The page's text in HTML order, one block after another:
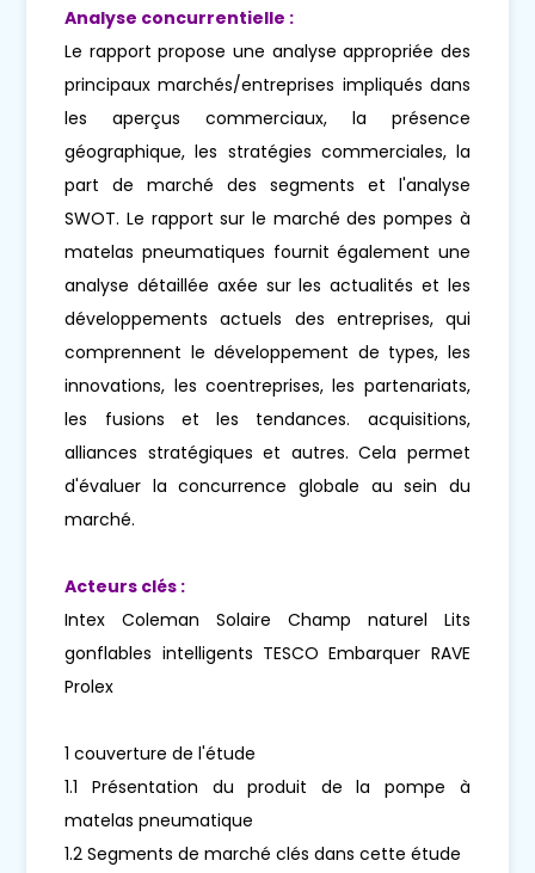
Analyse concurrentielle :
Le rapport propose une analyse appropriée des
principaux marchés/entreprises impliqués dans
les aperçus commerciaux, la présence
géographique, les stratégies commerciales, la
part de marché des segments et l'analyse
SWOT. Le rapport sur le marché des pompes à
matelas pneumatiques fournit également une
analyse détaillée axée sur les actualités et les
développements actuels des entreprises, qui
comprennent le développement de types, les
innovations, les coentreprises, les partenariats,
les fusions et les tendances. acquisitions,
alliances stratégiques et autres. Cela permet
d'évaluer la concurrence globale au sein du
marché.
Acteurs clés :
Intex Coleman Solaire Champ naturel Lits
gonflables intelligents TESCO Embarquer RAVE
Prolex
1 couverture de l'étude
1.1 Présentation du produit de la pompe à
matelas pneumatique
1.2 Segments de marché clés dans cette étude